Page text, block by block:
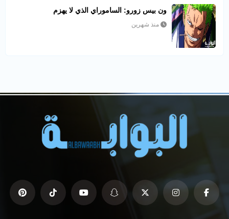
ون بيس زورو: الساموراي الذي لا يهزم
منذ شهرين